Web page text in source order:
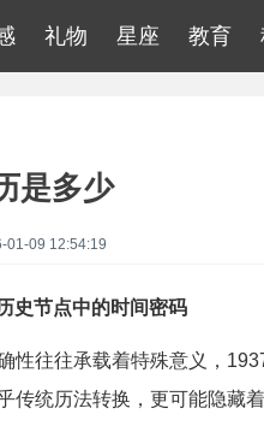
礼物 星座 教育
是多少
01-09 12:54:19
史节点中的时间密码
性往往承载着特殊意义，
传统历法转换，更可能隐藏